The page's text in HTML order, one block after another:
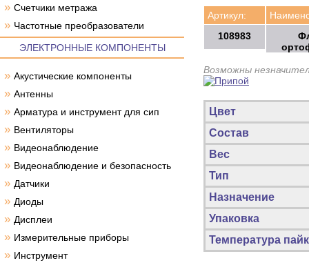
» Счетчики метража
» Частотные преобразователи
ЭЛЕКТРОННЫЕ КОМПОНЕНТЫ
» Акустические компоненты
» Антенны
» Арматура и инструмент для сип
» Вентиляторы
» Видеонаблюдение
» Видеонаблюдение и безопасность
» Датчики
» Диоды
» Дисплеи
» Измерительные приборы
» Инструмент
Артикул:
108983
Возможны
Цвет
Состав
Вес
Тип
Назначение
Упаковка
Температура